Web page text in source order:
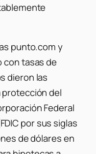
punto.com y
con tasas de
dieron las
protección del
Federal
por sus siglas
de dólares en